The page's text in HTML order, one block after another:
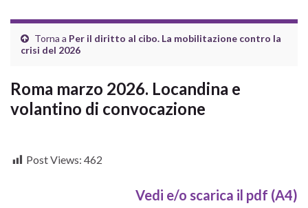
Torna a Per il diritto al cibo. La mobilitazione contro la
crisi del 2026
Roma marzo 2026. Locandina e
volantino di convocazione
Post Views: 462
Vedi e/o scarica il pdf (A4)